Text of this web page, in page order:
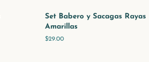
Set Babero y Sacagas Rayas
Amarillas
Precio
$29.00